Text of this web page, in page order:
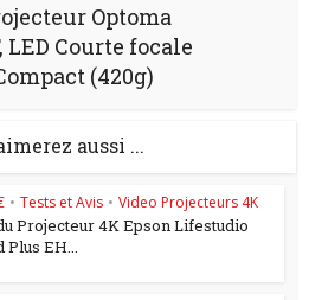
Optoma
LED Courte focale
(420g)
aussi ...
• Tests et Avis • Video Projecteurs 4K
Projecteur 4K Epson Lifestudio
EH...